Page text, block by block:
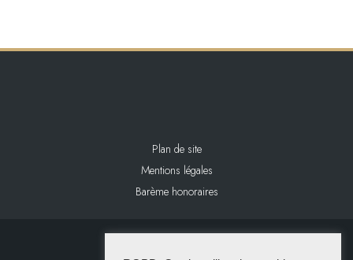
Plan de site
Mentions légales
Barème honoraires